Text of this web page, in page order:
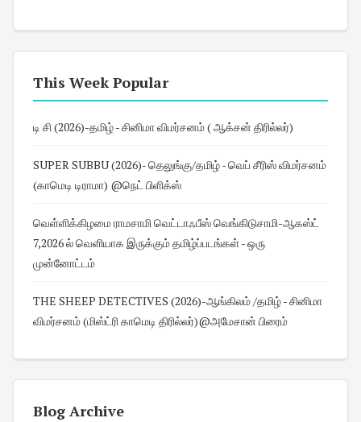
This Week Popular
டி சி (2026)-தமிழ் - சினிமா விமர்சனம் ( ஆக்சன் திரில்லர்)
SUPER SUBBU (2026)- தெலுங்கு/தமிழ் - வெப் சீரிஸ் விமர்சனம்
(காமெடி டிராமா) @நெட் பிளிக்ஸ்
வெள்ளிக்கிழமை ராமசாமி வெட்டாஃபீஸ் வெங்கிடுசாமி-ஆகஸ்ட்
7,2026 ல் வெளியாக இருக்கும் தமிழ்ப்படங்கள் - ஒரு
முன்னோட்டம்
THE SHEEP DETECTIVES (2026)-ஆங்கிலம் /தமிழ் - சினிமா
விமர்சனம் (மிஸ்ட்ரி காமெடி திரில்லர்)@அமேசான் பிரைம்
Blog Archive